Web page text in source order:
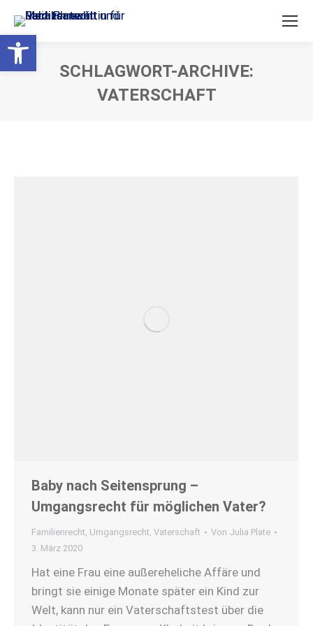
Open toolbar
SCHLAGWORT-ARCHIVE:
VATERSCHAFT
Baby nach Seitensprung –
Umgangsrecht für möglichen Vater?
Familienrecht, Umgangsrecht, Vaterschaft Von Julia Plate
3. März 2020
Hat eine Frau eine außereheliche Affäre und
bringt sie einige Monate später ein Kind zur
Welt, kann nur ein Vaterschaftstest über die